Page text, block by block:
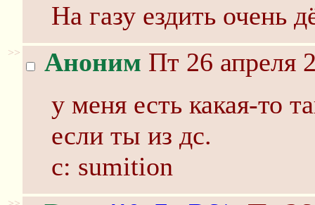
На газу ездить очень
>> Аноним Пт 26 апреля
у меня есть какая-то
если ты из дс.
c: sumition